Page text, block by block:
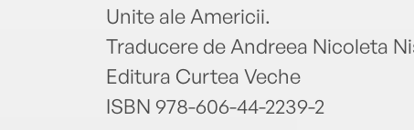
Unite ale Americii.
Traducere de Andreea Nicoleta
Editura Curtea Veche
ISBN 978-606-44-2239-2